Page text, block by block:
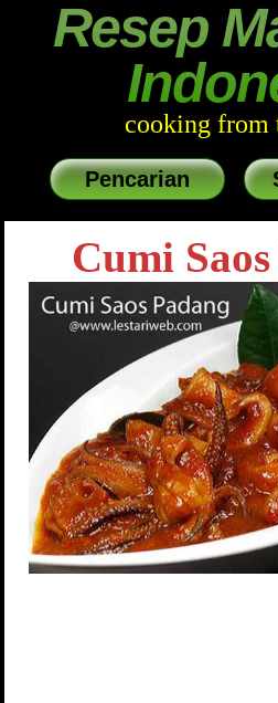
Resep
cooking from
Pencarian
Cumi